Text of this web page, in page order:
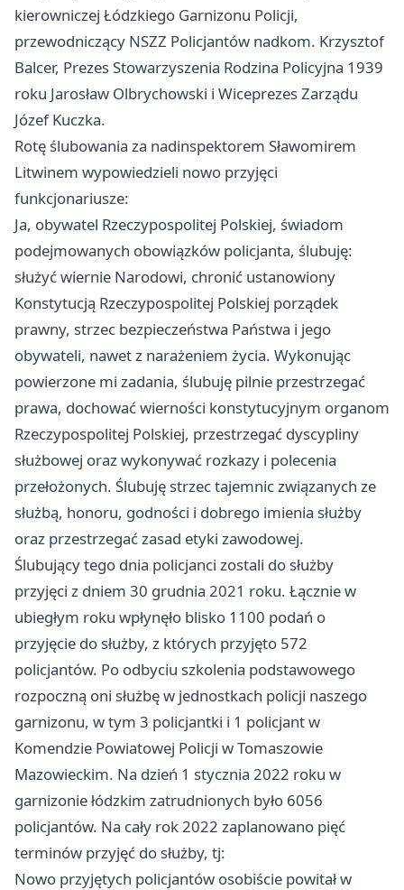
kierowniczej Łódzkiego Garnizonu Policji,
przewodniczący NSZZ Policjantów nadkom. Krzysztof
Balcer, Prezes Stowarzyszenia Rodzina Policyjna 1939
roku Jarosław Olbrychowski i Wiceprezes Zarządu
Józef Kuczka.
Rotę ślubowania za nadinspektorem Sławomirem
Litwinem wypowiedzieli nowo przyjęci
funkcjonariusze:
Ja, obywatel Rzeczypospolitej Polskiej, świadom
podejmowanych obowiązków policjanta, ślubuję:
służyć wiernie Narodowi, chronić ustanowiony
Konstytucją Rzeczypospolitej Polskiej porządek
prawny, strzec bezpieczeństwa Państwa i jego
obywateli, nawet z narażeniem życia. Wykonując
powierzone mi zadania, ślubuję pilnie przestrzegać
prawa, dochować wierności konstytucyjnym organom
Rzeczypospolitej Polskiej, przestrzegać dyscypliny
służbowej oraz wykonywać rozkazy i polecenia
przełożonych. Ślubuję strzec tajemnic związanych ze
służbą, honoru, godności i dobrego imienia służby
oraz przestrzegać zasad etyki zawodowej.
Ślubujący tego dnia policjanci zostali do służby
przyjęci z dniem 30 grudnia 2021 roku. Łącznie w
ubiegłym roku wpłynęło blisko 1100 podań o
przyjęcie do służby, z których przyjęto 572
policjantów. Po odbyciu szkolenia podstawowego
rozpoczną oni służbę w jednostkach policji naszego
garnizonu, w tym 3 policjantki i 1 policjant w
Komendzie Powiatowej Policji w Tomaszowie
Mazowieckim. Na dzień 1 stycznia 2022 roku w
garnizonie łódzkim zatrudnionych było 6056
policjantów. Na cały rok 2022 zaplanowano pięć
terminów przyjęć do służby, tj:
Nowo przyjętych policjantów osobiście powitał w